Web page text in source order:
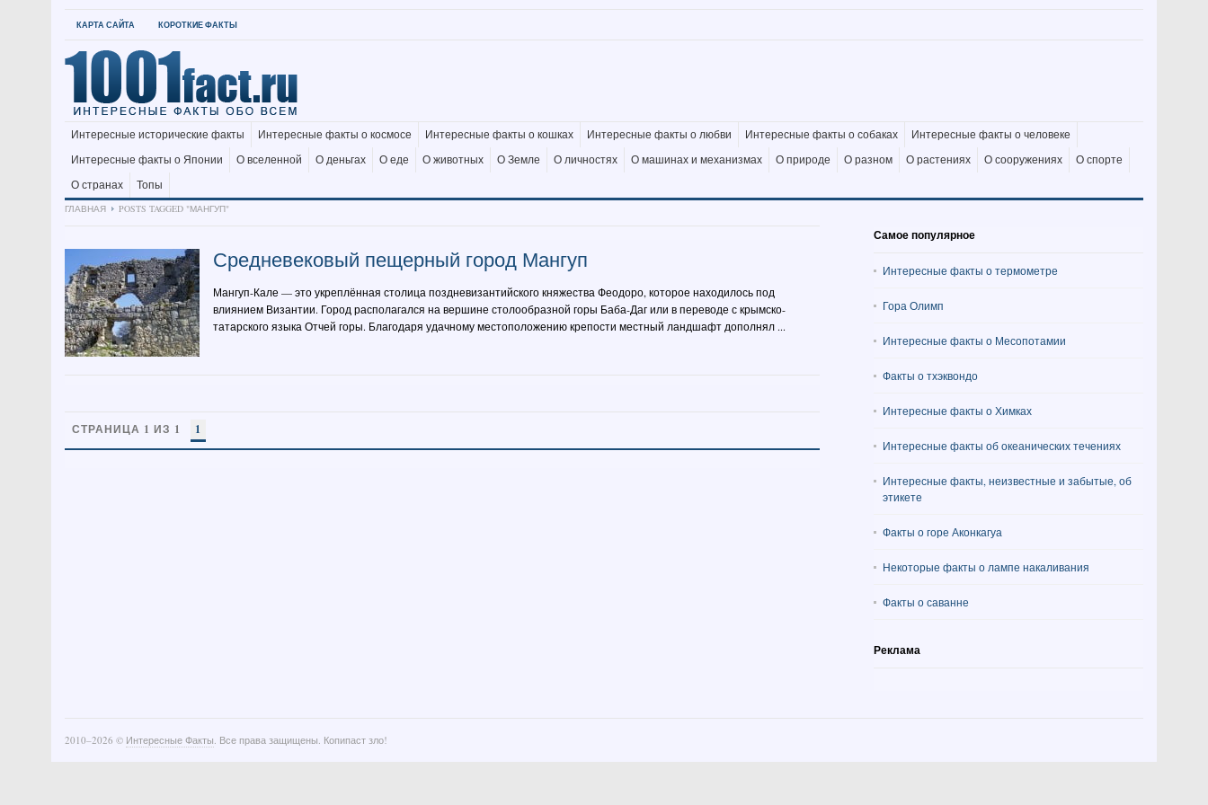
КАРТА САЙТА КОРОТКИЕ ФАКТЫ
Интересные исторические факты Интересные факты о космосе Интересные факты о кошках Интересные факты о любви Интересные факты о собаках
Интересные факты о человеке
Интересные факты о Японии
О вселенной О деньгах О еде О животных О Земле О личностях О машинах и механизмах О природе О разном О растениях О сооружениях
О спорте
О странах
Топы
ГЛАВНАЯ
POSTS TAGGED "МАНГУП"
Средневековый пещерный город Мангуп
Мангуп-Кале — это укреплённая столица поздневизантийского княжества Феодоро, которое находилось под
влиянием Византии. Город располагался на вершине столообразной горы Баба-Даг или в переводе с крымско-
татарского языка Отчей горы. Благодаря удачному местоположению крепости местный ландшафт дополнял ...
СТРАНИЦА 1 ИЗ 1 1
Самое популярное
Интересные факты о термометре
Гора Олимп
Интересные факты о Месопотамии
Факты о тхэквондо
Интересные факты о Химках
Интересные факты об океанических течениях
Интересные факты, неизвестные и забытые, об
этикете
Факты о горе Аконкагуа
Некоторые факты о лампе накаливания
Факты о саванне
Реклама
2010–2026 © Интересные Факты. Все права защищены. Копипаст зло!